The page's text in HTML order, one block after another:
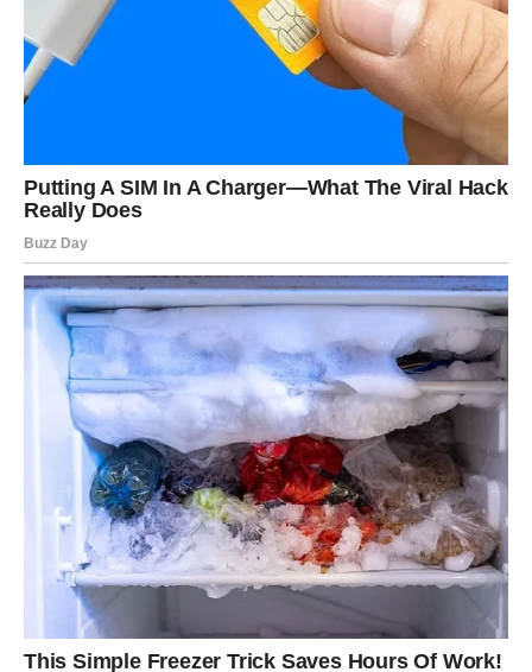
kreativnost ili dodatni rad.
Najvažnije je da ne mešaš emocije i novac. Kada se držiš